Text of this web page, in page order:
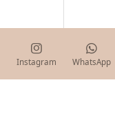
Instagram WhatsApp